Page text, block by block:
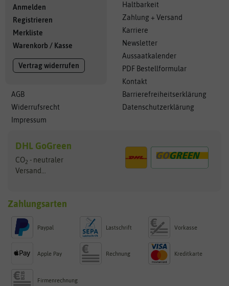
Anmelden
Registrieren
Merkliste
Warenkorb / Kasse
Vertrag widerrufen
AGB
Widerrufsrecht
Impressum
Haltbarkeit
Zahlung + Versand
Karriere
Newsletter
Aussaatkalender
PDF Bestellformular
Kontakt
Barrierefreiheitserklärung
Datenschutzerklärung
DHL GoGreen
CO2 - neutraler
Versand...
Zahlungsarten
Paypal Lastschrift Vorkasse
Apple Pay Rechnung Kreditkarte
Firmenrechnung